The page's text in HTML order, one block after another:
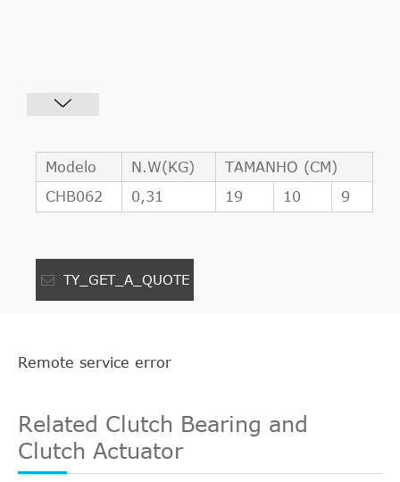
Modelo N.W(KG)
TAMANHO (CM)
CHB062
0,31 19 10 9
TY_GET_A_QUOTE
Remote service error
Related Clutch Bearing and
Clutch Actuator